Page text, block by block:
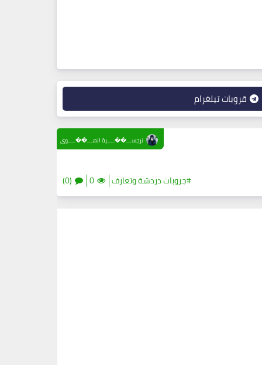
قروبات تيلغرام
#جروبات دردشة وتعارف 0
(0)
نرجســـ��ــــية الهـــ��ــــوى